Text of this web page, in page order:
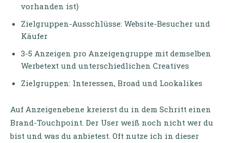
vorhanden ist)
Zielgruppen-Ausschlüsse: Website-Besucher und
Käufer
3-5 Anzeigen pro Anzeigengruppe mit demselben
Werbetext und unterschiedlichen Creatives
Zielgruppen: Interessen, Broad und Lookalikes
Auf Anzeigenebene kreierst du in dem Schritt einen
Brand-Touchpoint. Der User weiß noch nicht wer du
bist und was du anbietest. Oft nutze ich in dieser